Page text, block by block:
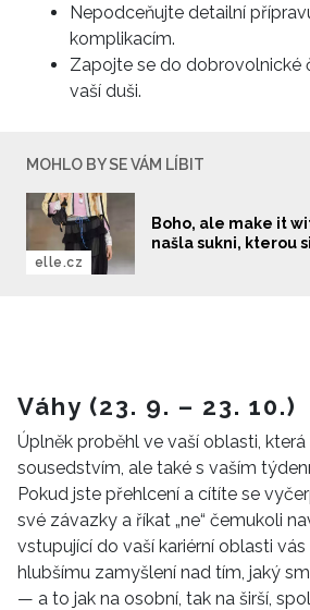
Nepodceňujte detailní
komplikacím.
Zapojte se do dobrovolnické
vaší duši.
MOHLO BY SE VÁM LÍBIT
Boho, ale make it
našla sukni, kterou
elle.cz
Váhy (23. 9. – 23. 10.)
Úplněk proběhl ve vaší oblasti, která
sousedstvím, ale také s vaším
Pokud jste přehlcení a cítíte se
své závazky a říkat „ne“ čemukoli
vstupující do vaší kariérní oblasti
hlubšímu zamyšlení nad tím, jaký
— a to jak na osobní, tak na širší,